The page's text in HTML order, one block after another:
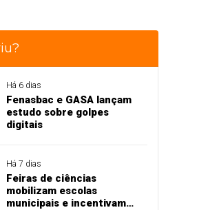
Há 6 dias
Fenasbac e GASA lançam
estudo sobre golpes
digitais
Há 7 dias
Feiras de ciências
mobilizam escolas
municipais e incentivam